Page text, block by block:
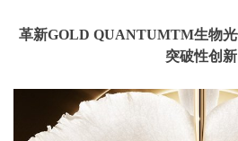
革新GOLD QUANTUMTM生物
突破性创新